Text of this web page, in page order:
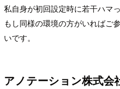
私自身が初回設定時に若干ハマ
もし同様の環境の方がいればご
いです。
アノテーション株式会